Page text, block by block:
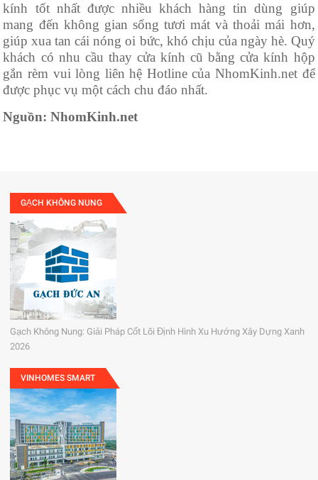
kính tốt nhất được nhiều khách hàng tin dùng giúp
mang đến không gian sống tươi mát và thoải mái hơn,
giúp xua tan cái nóng oi bức, khó chịu của ngày hè. Quý
khách có nhu cầu thay cửa kính cũ bằng cửa kính hộp
gắn rèm vui lòng liên hệ Hotline của NhomKinh.net để
được phục vụ một cách chu đáo nhất.
Nguồn: NhomKinh.net
GẠCH KHÔNG NUNG
Gạch Không Nung: Giải Pháp Cốt Lõi Định Hình Xu Hướng Xây Dựng Xanh
2026
VINHOMES SMART